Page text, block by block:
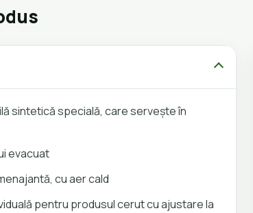
sintetică specială, care serveşte în
evacuat
cu aer cald
pentru produsul cerut cu ajustare la